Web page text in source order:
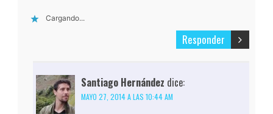
Cargando...
Responder
Santiago Hernández dice:
MAYO 27, 2014 A LAS 10:44 AM